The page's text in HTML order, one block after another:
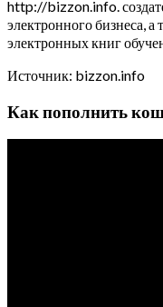
http://bizzon.info.
электронного бизнеса,
электронных книг
Источник: bizzon.info
Как пополнить